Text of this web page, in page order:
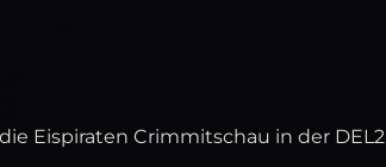
Eispiraten Crimmitschau in der DEL2